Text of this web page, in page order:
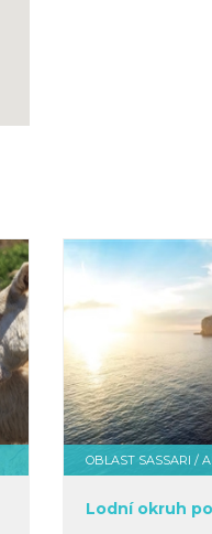
OBLAST SASSARI /
Lodní okruh